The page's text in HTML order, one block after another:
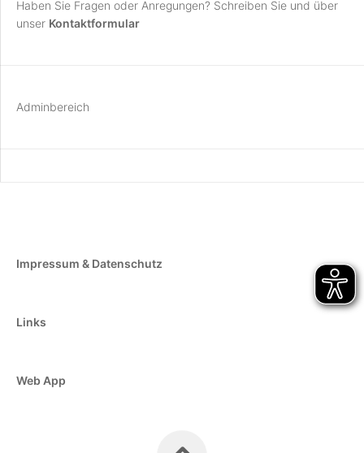
Haben Sie Fragen oder Anregungen? Schreiben Sie und über
unser Kontaktformular
Adminbereich
Impressum & Datenschutz
Links
Web App